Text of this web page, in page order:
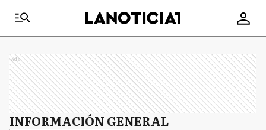
Ads
INFORMACIÓN GENERAL